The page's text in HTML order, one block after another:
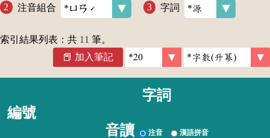
注音組合 字詞
索引結果列表：共 11 筆。
加入筆記
編號
字詞
音讀 注音 漢語拼音